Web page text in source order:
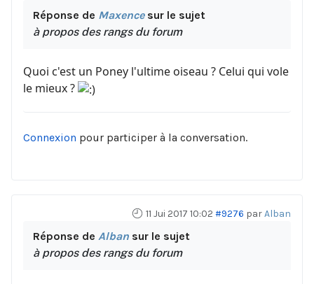
Réponse de Maxencesur le sujet
à propos des rangs du forum
Quoi c'est un Poney l'ultime oiseau ? Celui qui vole
le mieux ?
Connexion pour participer à la conversation.
11 Jui 2017 10:02 #9276 parAlban
Réponse de Alban sur le sujet
à propos des rangs du forum